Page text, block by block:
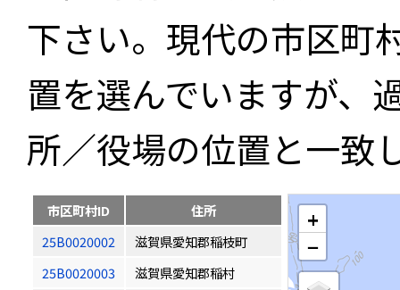
下さい。現代の市区町
置を選んでいますが、
所／役場の位置と一致
市区町村ID
住所
25B0020002
滋賀県愛知郡稲枝町
25B0020003
滋賀県愛知郡稲村
+
−